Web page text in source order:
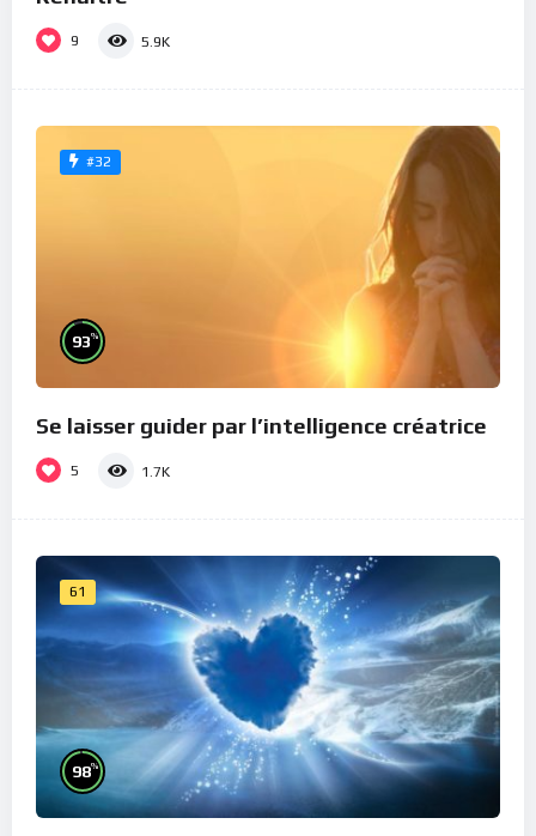
9 5.9K
#32
93%
Se laisser guider par l’intelligence créatrice
5 1.7K
61
98%